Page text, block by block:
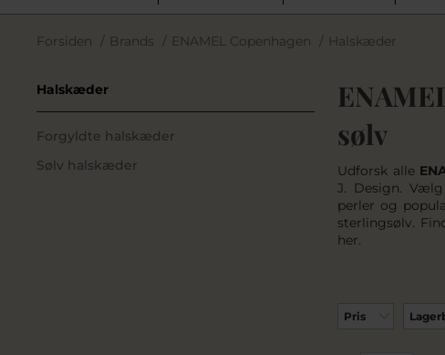
Forsiden / Brands / ENAMEL Copenhagen / Halskæder
Halskæder
Forgyldte halskæder
Sølv halskæder
sølv
Udforsk alle
J. Design.
perler og
sterlingsølv.
her.
Pris